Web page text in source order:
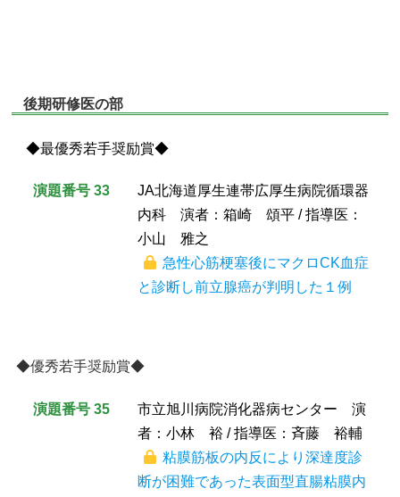
後期研修医の部
◆最優秀若手奨励賞◆
演題番号 33
JA北海道厚生連帯広厚生病院循環器
内科 演者：箱崎 頌平 / 指導医：
小山 雅之
急性心筋梗塞後にマクロCK血症
と診断し前立腺癌が判明した１例
◆優秀若手奨励賞◆
演題番号 35
市立旭川病院消化器病センター 演
者：小林 裕 / 指導医：斉藤 裕輔
粘膜筋板の内反により深達度診
断が困難であった表面型直腸粘膜内